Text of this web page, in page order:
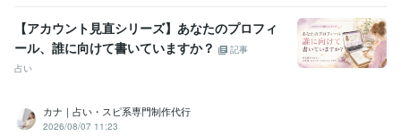
資格・検定
幼稚園教諭免許 取得年 : 1994年
保育士 取得年 : 1994年
悩み相談・カウンセリング ✿HSP【HSS型HSE】疲れを癒します
モラハラ夫が自覚して完治！お聴きします
【アカウント見直シリーズ】あなたのプロフィ
ール、誰に向けて書いていますか？
記事
占い
カナ｜占い・スピ系専門制作代行
2026/08/07 11:23